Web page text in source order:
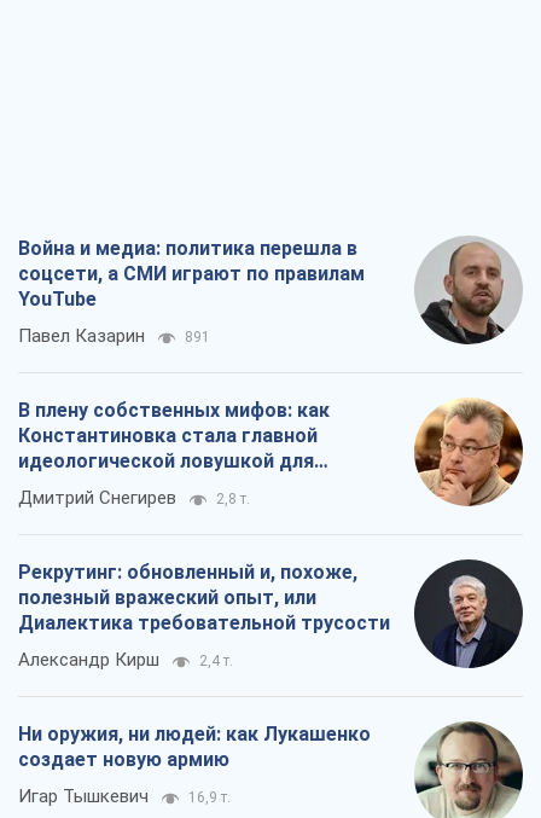
Война и медиа: политика перешла в
соцсети, а СМИ играют по правилам
YouTube
Павел Казарин 891
В плену собственных мифов: как
Константиновка стала главной
идеологической ловушкой для
российских оккупантов
Дмитрий Снегирев 2,8 т.
Рекрутинг: обновленный и, похоже,
полезный вражеский опыт, или
Диалектика требовательной трусости
Александр Кирш 2,4 т.
Ни оружия, ни людей: как Лукашенко
создает новую армию
Игар Тышкевич 16,9 т.